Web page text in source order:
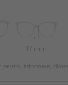
17 mm
informare,